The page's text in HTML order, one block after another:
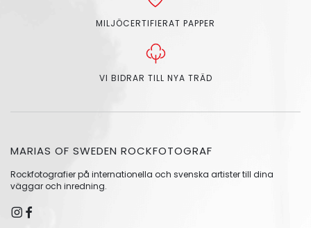
MILJÖCERTIFIERAT PAPPER
VI BIDRAR TILL NYA TRÄD
MARIAS OF SWEDEN ROCKFOTOGRAF
Rockfotografier på internationella och svenska artister till dina
väggar och inredning.